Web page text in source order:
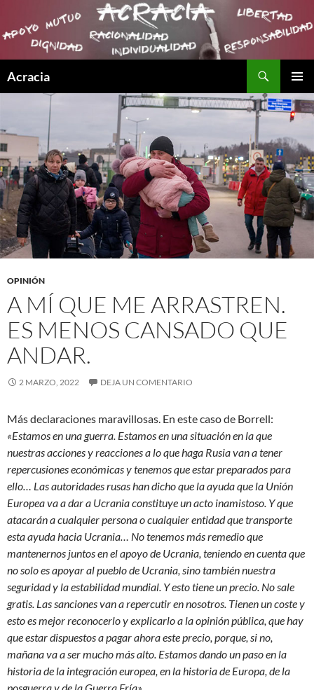
Acracia
MENÚ
CONTENIDO
OPINIÓN
A MÍ QUE ME ARRASTREN.
ES MENOS CANSADO QUE
ANDAR.
2 MARZO, 2022 DEJA UN COMENTARIO
Más declaraciones maravillosas. En este caso de Borrell:
«Estamos en una guerra. Estamos en una situación en la que
nuestras acciones y reacciones a lo que haga Rusia van a tener
repercusiones económicas y tenemos que estar preparados para
ello… Las autoridades rusas han dicho que la ayuda que la Unión
Europea va a dar a Ucrania constituye un acto inamistoso. Y que
atacarán a cualquier persona o cualquier entidad que transporte
esta ayuda hacia Ucrania… No tenemos más remedio que
mantenernos juntos en el apoyo de Ucrania, teniendo en cuenta que
no solo es apoyar al pueblo de Ucrania, sino también nuestra
seguridad y la estabilidad mundial. Y esto tiene un precio. No sale
gratis. Las sanciones van a repercutir en nosotros. Tienen un coste y
esto es mejor reconocerlo y explicarlo a la opinión pública, que hay
que estar dispuestos a pagar ahora este precio, porque, si no,
mañana va a ser mucho más alto. Estamos dando un paso en la
historia de la integración europea, en la historia de Europa, de la